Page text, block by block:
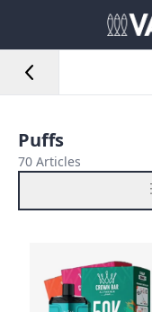
Puffs
70 Articles